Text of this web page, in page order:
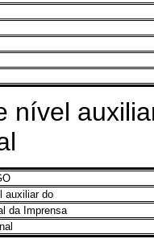
auxiliar
auxiliar do
da Imprensa